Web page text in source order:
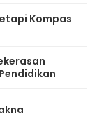
Kompas